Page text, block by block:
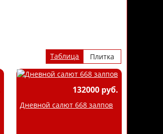
Таблица
Плитка
132000 руб.
Дневной салют 668 залпов